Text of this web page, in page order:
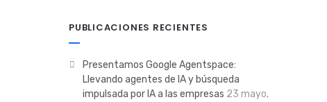
PUBLICACIONES RECIENTES
Presentamos Google Agentspace:
Llevando agentes de IA y búsqueda
impulsada por IA a las empresas 23 mayo,